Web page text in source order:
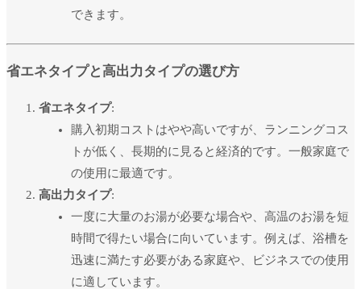
できます。
省エネタイプと高出力タイプの選び方
省エネタイプ:
購入初期コストはやや高いですが、ランニングコス
トが低く、長期的に見ると経済的です。一般家庭で
の使用に最適です。
高出力タイプ:
一度に大量のお湯が必要な場合や、高温のお湯を短
時間で得たい場合に向いています。例えば、浴槽を
迅速に満たす必要がある家庭や、ビジネスでの使用
に適しています。